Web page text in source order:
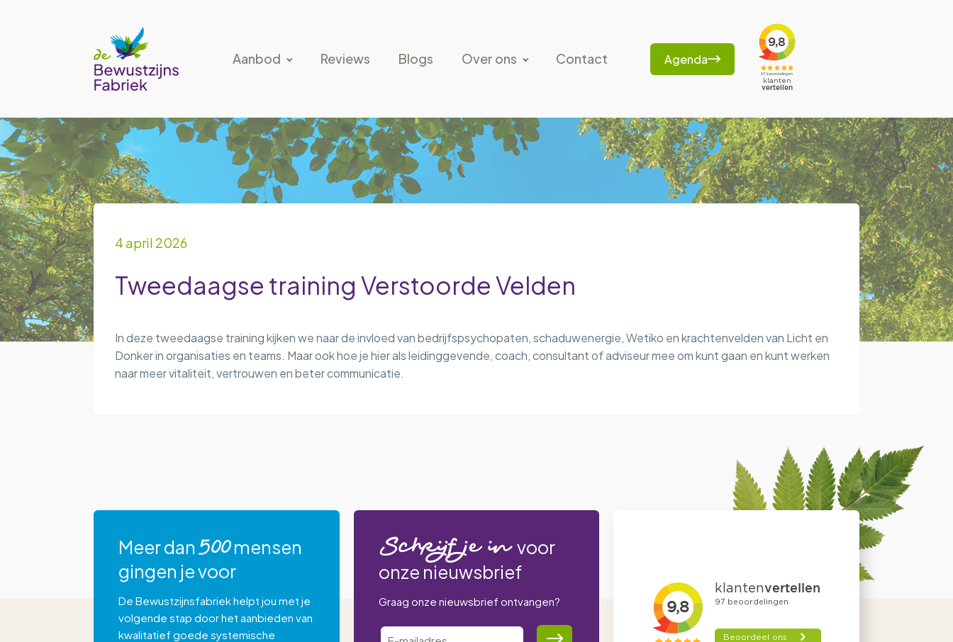
Aanbod Reviews Blogs Over ons Contact Agenda
4 april 2026
Tweedaagse training Verstoorde Velden
In deze tweedaagse training kijken we naar de invloed van bedrijfspsychopaten, schaduwenergie, Wetiko en krachtenvelden van Licht en
Donker in organisaties en teams. Maar ook hoe je hier als leidinggevende, coach, consultant of adviseur mee om kunt gaan en kunt werken
naar meer vitaliteit, vertrouwen en beter communicatie.
Meer dan 500mensen
gingen je voor
De Bewustzijnsfabriek helpt jou met je
volgende stap door het aanbieden van
kwalitatief goede systemische
Schrijf je invoor
onze nieuwsbrief
Graag onze nieuwsbrief ontvangen?